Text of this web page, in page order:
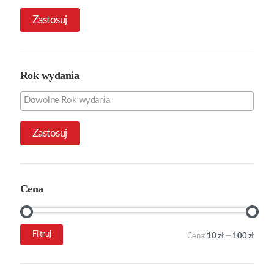
Zastosuj
Rok wydania
Zastosuj
Cena
Cena
Cena
Filtruj Cena: 10 zł— 100 zł